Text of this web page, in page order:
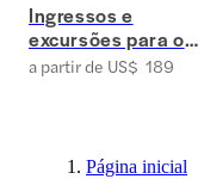
Ingressos e
excursões para o
Antelope Canyon
a partir de US$ 189
Página inicial